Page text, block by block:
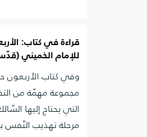
قراءة في كتاب:
للإمام الخميني
وفي كتاب الأربعون
مجموعة مهمّة من
التي يحتاج إليها
مرحلة تهذيب النّفس